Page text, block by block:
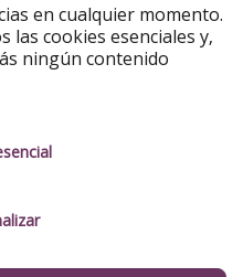
en cualquier momento.
las cookies esenciales y,
ningún contenido